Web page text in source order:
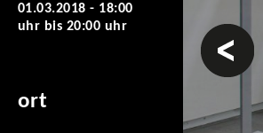
01.03.2018 - 18:00
uhr bis 20:00 uhr
ort
vorheriges